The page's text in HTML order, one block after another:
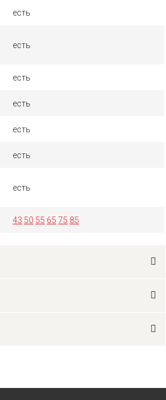
есть
есть
есть
есть
есть
есть
есть
43 50 55 65 75 85